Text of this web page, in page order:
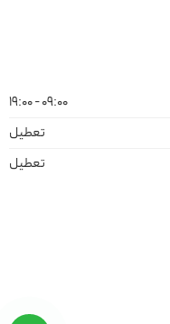
09:00 - 19:00
تعطیل
تعطیل